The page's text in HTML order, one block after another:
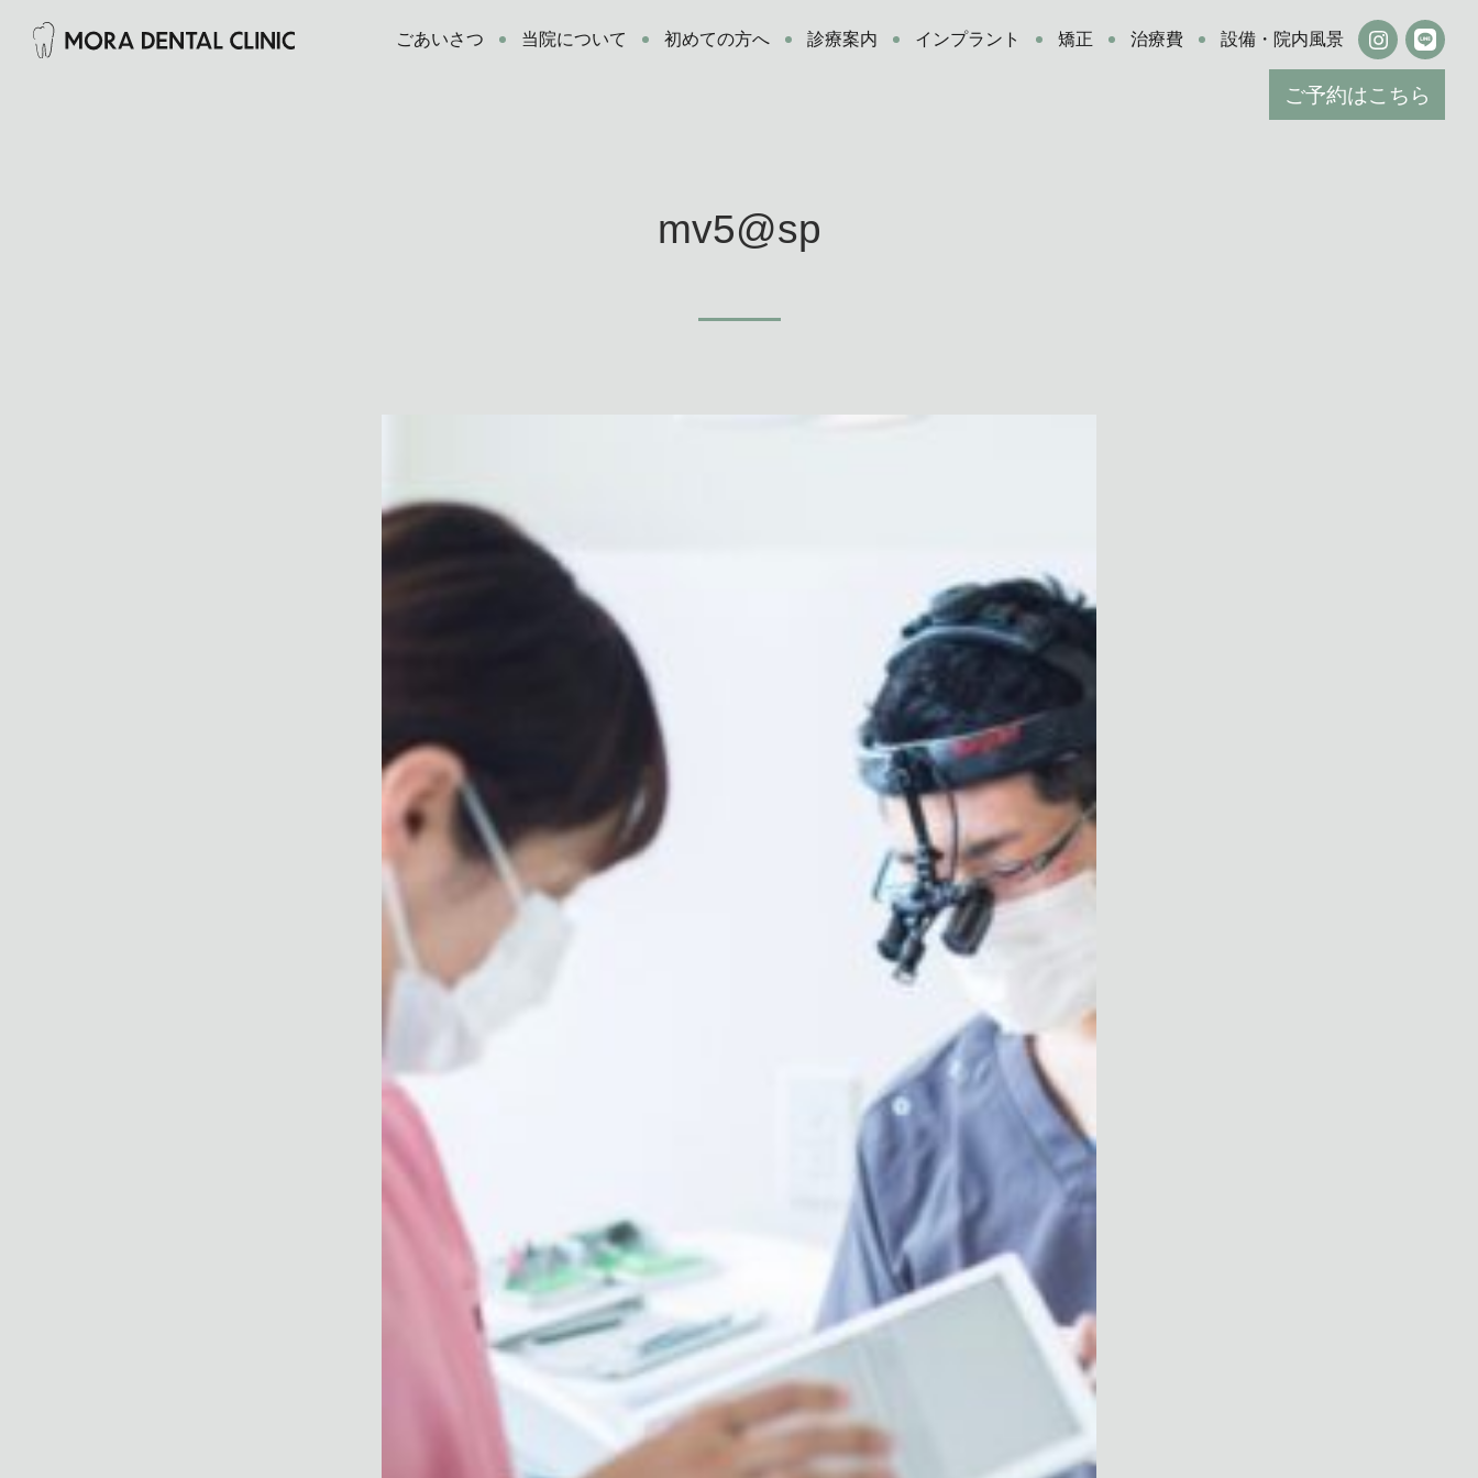
ごあいさつ 当院について 初めての方へ 診療案内 インプラント 矯正 治療費 設備・院内風景
ご予約はこちら
mv5@sp